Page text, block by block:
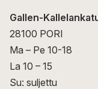
Gallen-
28100 PORI
Ma – Pe 10-18
La 10 – 15
Su: suljettu